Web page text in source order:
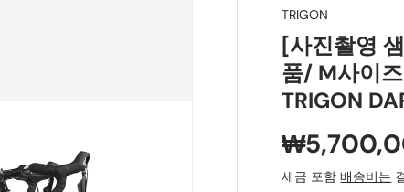
TRIGON
[사진촬영
품/ M사이
TRIGON
세금 포함배송비는